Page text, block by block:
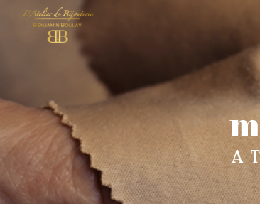
Panneau de gestion des cookies